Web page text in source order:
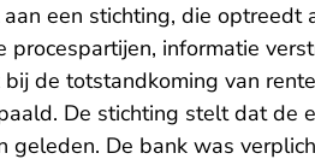
een stichting, die optreedt
informatie
de totstandkoming van
De stichting stelt dat de
geleden. De bank was